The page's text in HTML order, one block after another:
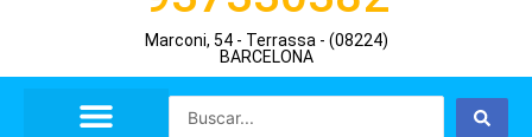
Marconi, 54 - Terrassa - (08224)
BARCELONA
Search